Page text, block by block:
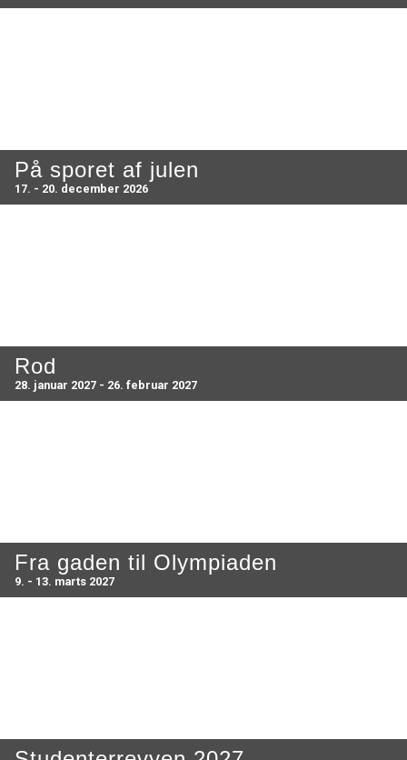
På sporet af julen
17. - 20. december 2026
Rod
28. januar 2027 - 26. februar 2027
Fra gaden til Olympiaden
9. - 13. marts 2027